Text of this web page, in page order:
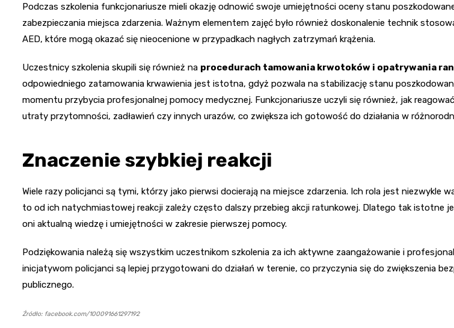
Podczas szkolenia funkcjonariusze mieli okazję odnowić swoje umiejętności oceny stanu
zabezpieczania miejsca zdarzenia. Ważnym elementem zajęć było również doskonalenie technik
AED, które mogą okazać się nieocenione w przypadkach nagłych zatrzymań krążenia.
Uczestnicy szkolenia skupili się również na procedurach tamowania krwotoków i opatrywania ran
odpowiedniego zatamowania krwawienia jest istotna, gdyż pozwala na stabilizację stanu
momentu przybycia profesjonalnej pomocy medycznej. Funkcjonariusze uczyli się również, jak
utraty przytomności, zadławień czy innych urazów, co zwiększa ich gotowość do działania w
Znaczenie szybkiej reakcji
Wiele razy policjanci są tymi, którzy jako pierwsi docierają na miejsce zdarzenia. Ich rola jest niezwykle
to od ich natychmiastowej reakcji zależy często dalszy przebieg akcji ratunkowej. Dlatego tak istotne
oni aktualną wiedzę i umiejętności w zakresie pierwszej pomocy.
Podziękowania należą się wszystkim uczestnikom szkolenia za ich aktywne zaangażowanie i
inicjatywom policjanci są lepiej przygotowani do działań w terenie, co przyczynia się do zwiększenia
publicznego.
Źródło: facebook.com/100091661297192